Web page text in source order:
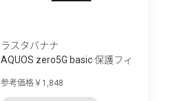
ラスタバナナ
AQUOS zero5G basic 保護フィ
参考価格￥1,848